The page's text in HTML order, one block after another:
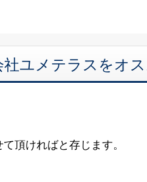
ユメテラスをオ
頂ければと存じます。